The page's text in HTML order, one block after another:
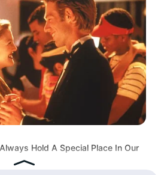
Hold A Special Place In Our